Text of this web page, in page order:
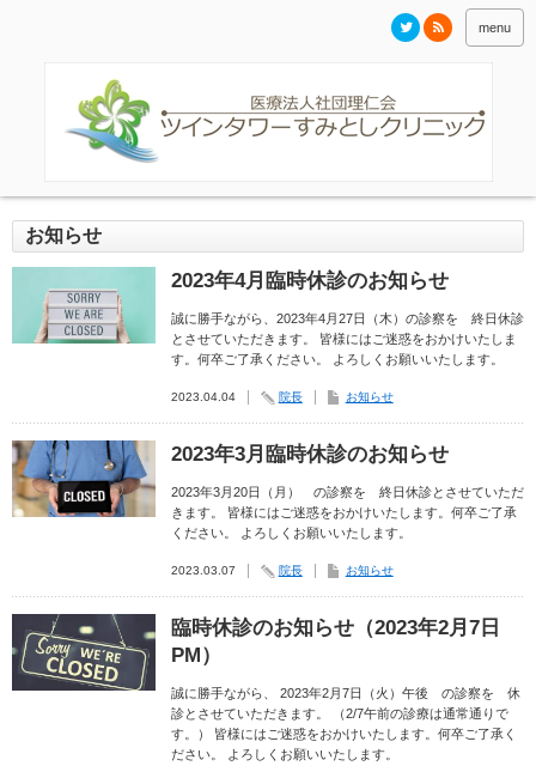
menu
お知らせ
2023年4月臨時休診のお知らせ
誠に勝手ながら、2023年4月27日（木）の診察を 終日休診
とさせていただきます。 皆様にはご迷惑をおかけいたしま
す。何卒ご了承ください。 よろしくお願いいたします。
2023.04.04 院長 お知らせ
2023年3月臨時休診のお知らせ
2023年3月20日（月） の診察を 終日休診とさせていただ
きます。 皆様にはご迷惑をおかけいたします。何卒ご了承
ください。 よろしくお願いいたします。
2023.03.07 院長 お知らせ
臨時休診のお知らせ（2023年2月7日
PM）
誠に勝手ながら、 2023年2月7日（火）午後 の診察を 休
診とさせていただきます。 （2/7午前の診療は通常通りで
す。） 皆様にはご迷惑をおかけいたします。何卒ご了承く
ださい。 よろしくお願いいたします。